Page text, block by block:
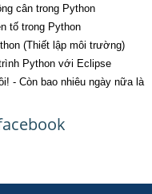
cân trong Python
tố trong Python
(Thiết lập môi trường)
Python với Eclipse
- Còn bao nhiêu ngày nữa là